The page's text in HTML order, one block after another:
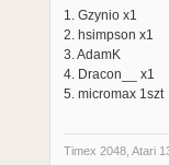
1. Gzynio x1
2. hsimpson x1
3. AdamK
4. Dracon__ x1
5. micromax 1szt
Timex 2048, Atari